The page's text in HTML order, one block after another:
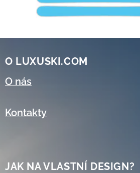
O LUXUSKI.COM
O nás
Kontakty
JAK NA VLASTNÍ DESIGN?